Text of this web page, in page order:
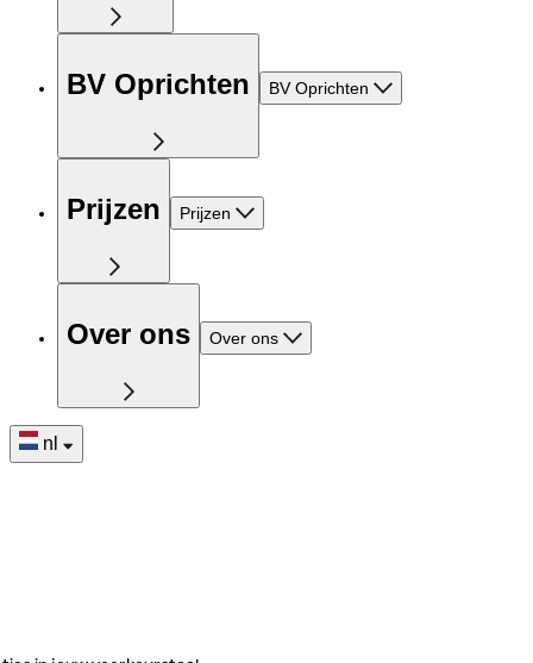
BV Oprichten BV Oprichten
Prijzen Prijzen
Over ons Over ons
nl